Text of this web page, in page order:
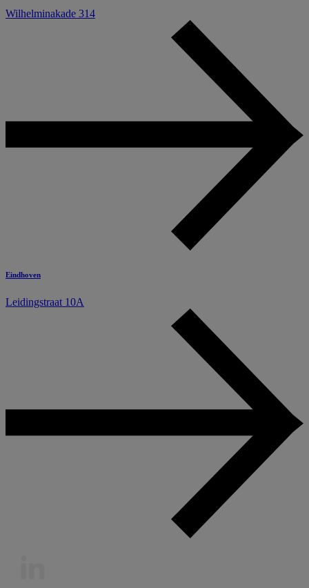
Wilhelminakade 314
Eindhoven
Leidingstraat 10A